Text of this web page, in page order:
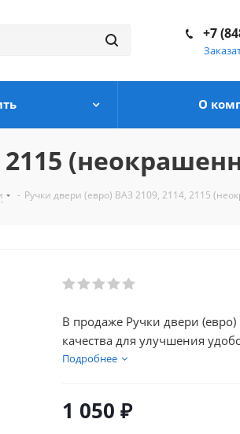
+7
О
2115
- Ручки двери (евро) ВАЗ 2109, 2114, 2115
В продаже Ручки двери
качества для улучшения удобства вашего
присутствует множество
Подробнее
1 050 ₽